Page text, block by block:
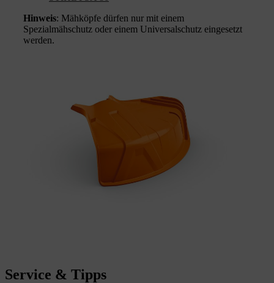
Hinweis: Mähköpfe dürfen nur mit einem
Spezialmähschutz oder einem Universalschutz eingesetzt
werden.
Service & Tipps